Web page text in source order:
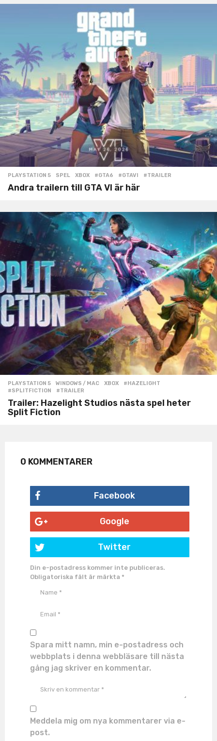
PLAYSTATION 5 ,SPEL ,XBOX #GTA6 ,#GTAVI ,#TRAILER
Andra trailern till GTA VI är här
PLAYSTATION 5 ,WINDOWS / MAC ,XBOX #HAZELIGHT
#SPLITFICTION
,#TRAILER
Trailer: Hazelight Studios nästa spel heter
Split Fiction
0 KOMMENTARER
Facebook
Google
Twitter
Din e-postadress kommer inte publiceras.
Obligatoriska fält är märkta *
Spara mitt namn, min e-postadress och
webbplats i denna webbläsare till nästa
gång jag skriver en kommentar.
Meddela mig om nya kommentarer via e-
post.